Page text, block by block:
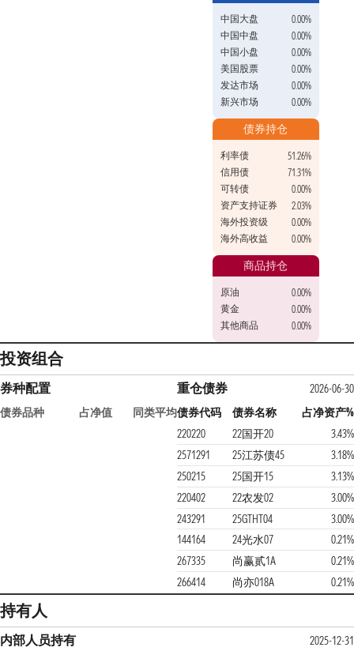
中国大盘
0.00%
中国中盘
0.00%
中国小盘
0.00%
美国股票
0.00%
发达市场
0.00%
新兴市场
0.00%
债券持仓
利率债
51.26%
信用债
71.31%
可转债
0.00%
资产支持证券
2.03%
海外投资级
0.00%
海外高收益
0.00%
商品持仓
原油
0.00%
黄金
0.00%
其他商品
0.00%
投资组合
券种配置
债券品种 占净值 同类平均
重仓债券
2026-06-30
债券代码
债券名称
占净资产%
220220
22国开20
3.43%
2571291
25江苏债45
3.18%
250215
25国开15
3.13%
220402
22农发02
3.00%
243291
25GTHT04
3.00%
144164
24光水07
0.21%
267335
尚赢贰1A
0.21%
266414
尚亦018A 0.21%
持有人
内部人员持有 2025-12-31